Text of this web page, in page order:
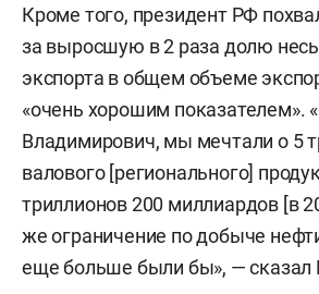
Кроме того, президент РФ
за выросшую в 2 раза долю
экспорта в общем объеме
«очень хорошим показателем».
Владимирович, мы мечтали о 5
валового [регионального]
триллионов 200 миллиардов [в
же ограничение по добыче
еще больше были бы», — сказал